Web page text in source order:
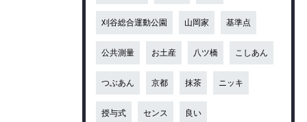
刈谷総合運動公園 山岡家 基準点
公共測量 お土産 八ツ橋 こしあん
つぶあん 京都 抹茶 ニッキ
授与式 センス 良い